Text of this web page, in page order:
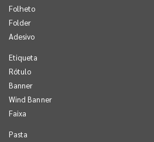
Folheto
Folder
Adesivo
Etiqueta
Rótulo
Banner
Wind Banner
Faixa
Pasta